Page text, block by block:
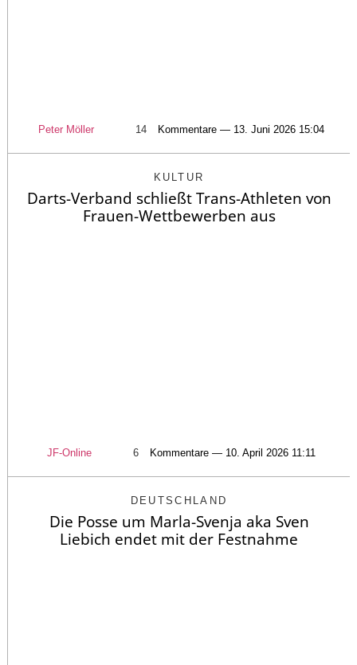
Peter Möller 14 Kommentare — 13. Juni 2026 15:04
KULTUR
Darts-Verband schließt Trans-Athleten von
Frauen-Wettbewerben aus
JF-Online 6 Kommentare — 10. April 2026 11:11
DEUTSCHLAND
Die Posse um Marla-Svenja aka Sven
Liebich endet mit der Festnahme